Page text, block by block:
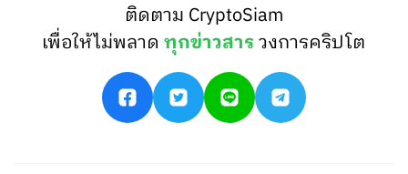
ติดตาม CryptoSiam
เพื่อให้ไม่พลาดทุกข่าวสารวงการคริปโต